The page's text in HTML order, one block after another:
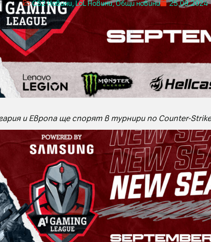
CS2 Новини LoL Новини,Общи новини 25.09.2024
и Европа ще спорят в турнири по Counter-